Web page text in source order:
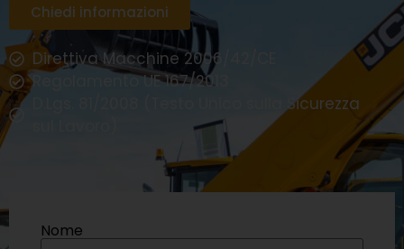
Chiedi informazioni
Direttiva Macchine 2006/42/CE
Regolamento UE 167/2013
D.Lgs. 81/2008 (Testo Unico sulla Sicurezza
Nome